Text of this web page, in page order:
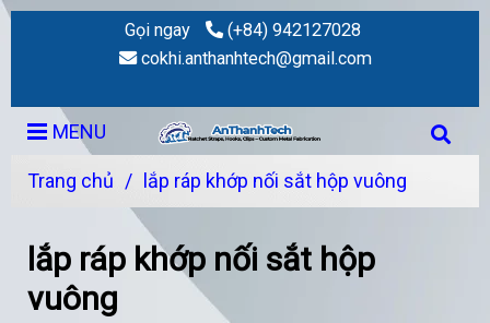
Gọi ngay
(+84) 942127028
cokhi.anthanhtech@gmail.com
MENU
Trang chủ / lắp ráp khớp nối sắt hộp vuông
lắp ráp khớp nối sắt hộp
vuông